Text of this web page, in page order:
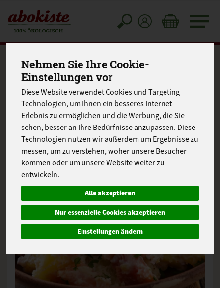
Nehmen Sie Ihre Cookie-
Einstellungen vor
Diese Website verwendet Cookies und Targeting
Technologien, um Ihnen ein besseres Internet-
Erlebnis zu ermöglichen und die Werbung, die Sie
sehen, besser an Ihre Bedürfnisse anzupassen. Diese
Technologien nutzen wir außerdem um Ergebnisse zu
messen, um zu verstehen, woher unsere Besucher
kommen oder um unsere Website weiter zu
entwickeln.
Alle akzeptieren
Nur essenzielle Cookies akzeptieren
Einstellungen ändern
Kartoffel-Kohlrüben-
Salat
Toggle
cart